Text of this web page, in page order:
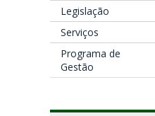
Legislação
Serviços
Programa de
Gestão